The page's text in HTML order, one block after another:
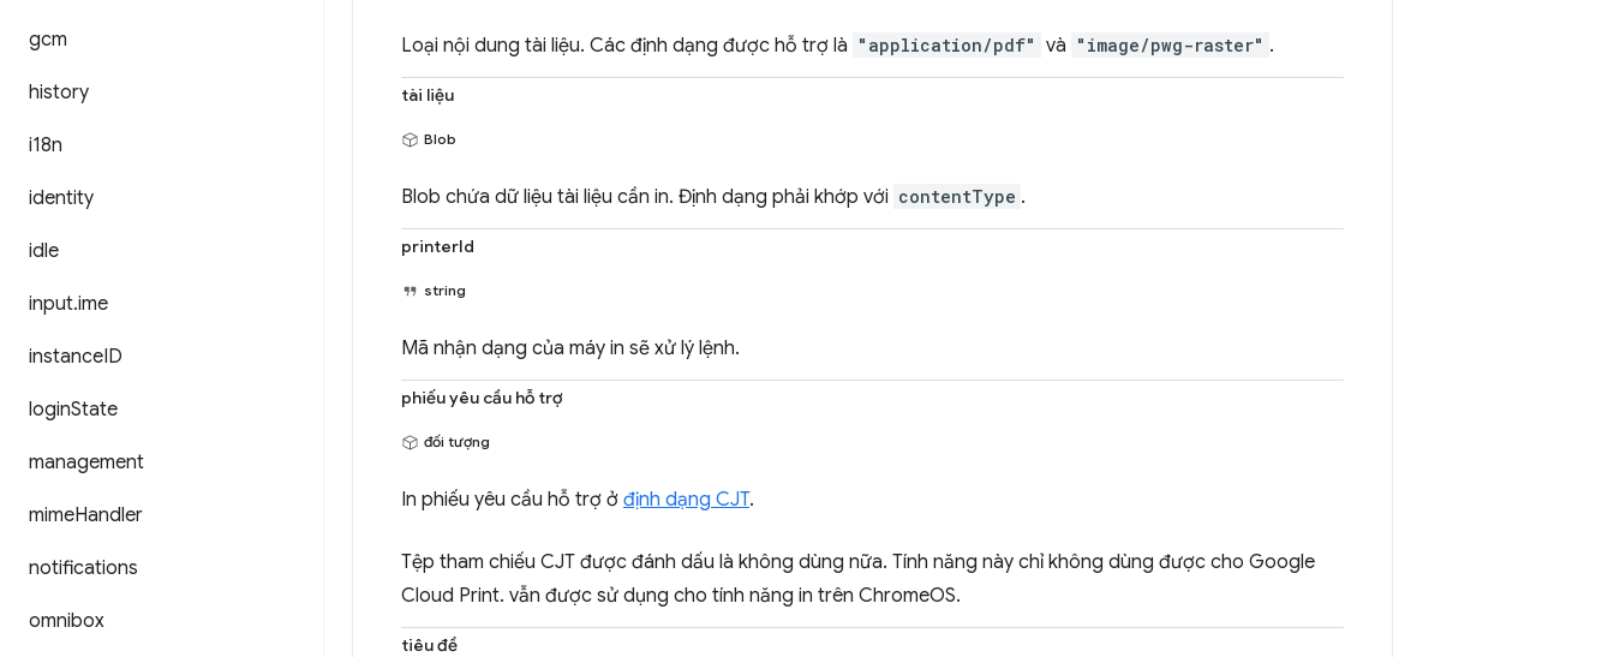
gcm
history
i18n
identity
idle
input.ime
instanceID
loginState
management
mimeHandler
notifications
omnibox
Loại nội dung tài liệu. Các định dạng được hỗ trợ là "application/pdf" và "image/pwg-raster" .
tài liệu
Blob
Blob chứa dữ liệu tài liệu cần in. Định dạng phải khớp với contentType .
printerId
string
Mã nhận dạng của máy in sẽ xử lý lệnh.
phiếu yêu cầu hỗ trợ
đối tượng
In phiếu yêu cầu hỗ trợ ở định dạng CJT.
Tệp tham chiếu CJT được đánh dấu là không dùng nữa. Tính năng này chỉ không dùng được cho Google
Cloud Print. vẫn được sử dụng cho tính năng in trên ChromeOS.
tiêu đề